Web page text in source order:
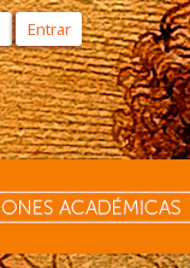
Entrar